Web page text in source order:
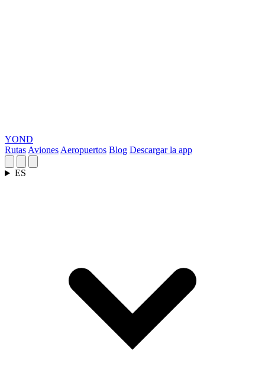
YOND
Rutas Aviones Aeropuertos Blog Descargar la app
ES